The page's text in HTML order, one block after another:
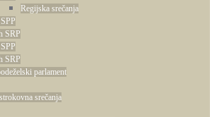
Regijska srečanja
SRP
SRP
parlament
srečanja